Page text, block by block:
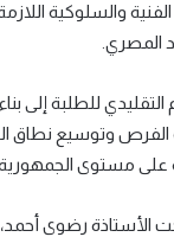
والسلوكية
المصري.
للطلبة إلى
الفرص وتوسيع نطاق
الأستاذة رضوى